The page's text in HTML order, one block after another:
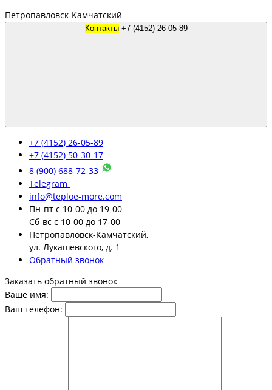
Петропавловск-Камчатский
Контакты +7 (4152) 26-05-89
+7 (4152) 26-05-89
+7 (4152) 50-30-17
8 (900) 688-72-33
Telegram
info@teploe-more.com
Пн-пт с 10-00 до 19-00
Сб-вс с 10-00 до 17-00
Петропавловск-Камчатский,
ул. Лукашевского, д. 1
Обратный звонок
Заказать обратный звонок
Ваше имя:
Ваш телефон: